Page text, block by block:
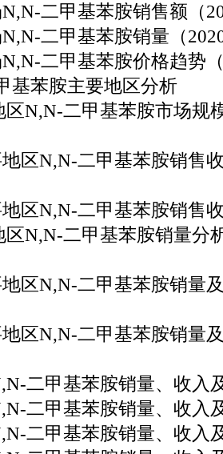
二甲基苯胺销售额（
二甲基苯胺销量（
二甲基苯胺价格趋势
基苯胺主要地区分析
区N,N-二甲基苯胺市场规
区N,N-二甲基苯胺销售
区N,N-二甲基苯胺销售
N,N-二甲基苯胺销量分
区N,N-二甲基苯胺销量
区N,N-二甲基苯胺销量
二甲基苯胺销量、收入
二甲基苯胺销量、收入
二甲基苯胺销量、收入